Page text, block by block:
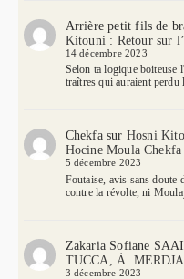
Arrière petit fils de
Kitouni : Retour sur
14 décembre 2023
Selon ta logique boiteuse
traîtres qui auraient perdu
Chekfasur Hosni
Hocine Moula Chekfa
5 décembre 2023
Foutaise, avis sans doute
contre la révolte, ni
Zakaria Sofiane
TUCCA, À
3 décembre 2023